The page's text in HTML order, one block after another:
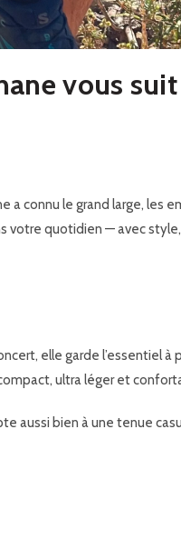
vous
a connu le grand large, les
votre quotidien — avec
elle garde l’essentiel
ultra léger et
aussi bien à une tenue